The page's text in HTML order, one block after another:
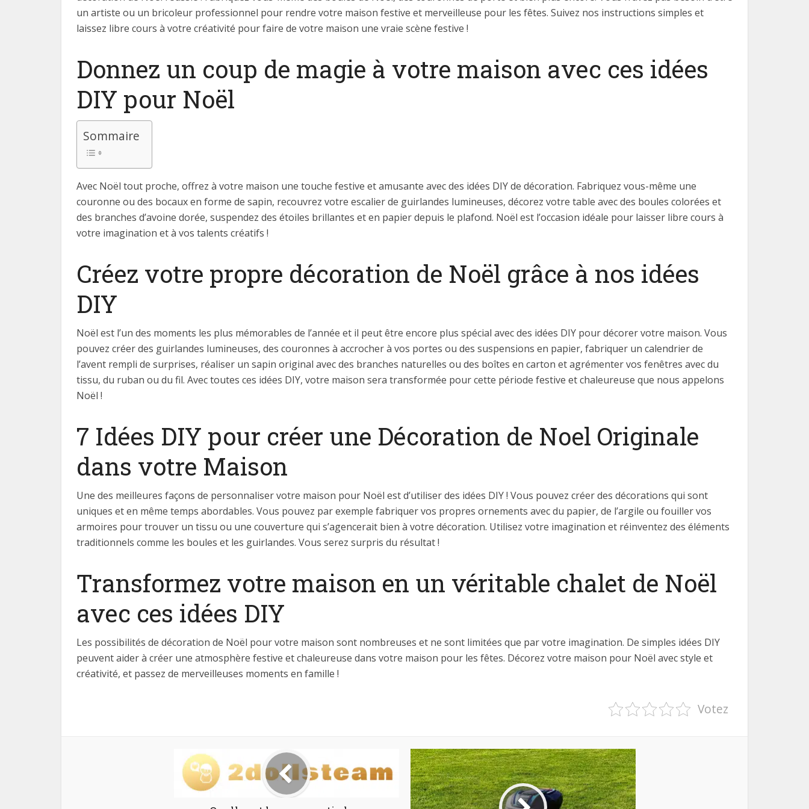
un artiste ou un bricoleur professionnel pour rendre votre maison festive et merveilleuse pour les fêtes. Suivez nos instructions simples et
laissez libre cours à votre créativité pour faire de votre maison une vraie scène festive !
Donnez un coup de magie à votre maison avec ces idées
DIY pour Noël
Sommaire
Avec Noël tout proche, offrez à votre maison une touche festive et amusante avec des idées DIY de décoration. Fabriquez vous-même une
couronne ou des bocaux en forme de sapin, recouvrez votre escalier de guirlandes lumineuses, décorez votre table avec des boules colorées et
des branches d’avoine dorée, suspendez des étoiles brillantes et en papier depuis le plafond. Noël est l’occasion idéale pour laisser libre cours à
votre imagination et à vos talents créatifs !
Créez votre propre décoration de Noël grâce à nos idées
DIY
Noël est l’un des moments les plus mémorables de l’année et il peut être encore plus spécial avec des idées DIY pour décorer votre maison. Vous
pouvez créer des guirlandes lumineuses, des couronnes à accrocher à vos portes ou des suspensions en papier, fabriquer un calendrier de
l’avent rempli de surprises, réaliser un sapin original avec des branches naturelles ou des boîtes en carton et agrémenter vos fenêtres avec du
tissu, du ruban ou du fil. Avec toutes ces idées DIY, votre maison sera transformée pour cette période festive et chaleureuse que nous appelons
Noël !
7 Idées DIY pour créer une Décoration de Noel Originale
dans votre Maison
Une des meilleures façons de personnaliser votre maison pour Noël est d’utiliser des idées DIY ! Vous pouvez créer des décorations qui sont
uniques et en même temps abordables. Vous pouvez par exemple fabriquer vos propres ornements avec du papier, de l’argile ou fouiller vos
armoires pour trouver un tissu ou une couverture qui s’agencerait bien à votre décoration. Utilisez votre imagination et réinventez des éléments
traditionnels comme les boules et les guirlandes. Vous serez surpris du résultat !
Transformez votre maison en un véritable chalet de Noël
avec ces idées DIY
Les possibilités de décoration de Noël pour votre maison sont nombreuses et ne sont limitées que par votre imagination. De simples idées DIY
peuvent aider à créer une atmosphère festive et chaleureuse dans votre maison pour les fêtes. Décorez votre maison pour Noël avec style et
créativité, et passez de merveilleuses moments en famille !
Votez